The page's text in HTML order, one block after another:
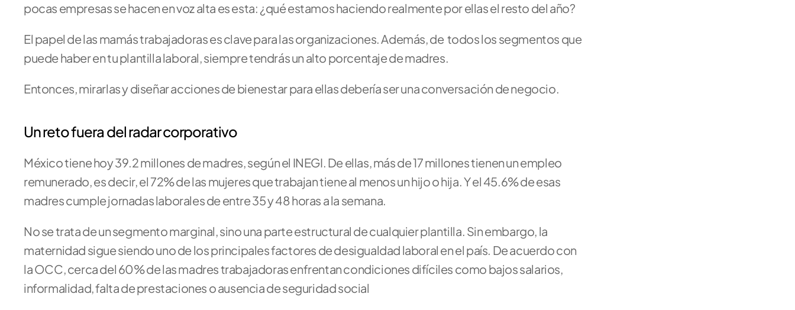
pocas empresas se hacen en voz alta es esta: ¿qué estamos haciendo realmente por ellas el resto del año?
El papel de las mamás trabajadoras es clave para las organizaciones. Además, de  todos los segmentos que
puede haber en tu plantilla laboral, siempre tendrás un alto porcentaje de madres.
Entonces, mirarlas y diseñar acciones de bienestar para ellas debería ser una conversación de negocio.
Un reto fuera del radar corporativo
México tiene hoy 39.2 millones de madres, según el INEGI. De ellas, más de 17 millones tienen un empleo
remunerado, es decir, el 72% de las mujeres que trabajan tiene al menos un hijo o hija. Y el 45.6% de esas
madres cumple jornadas laborales de entre 35 y 48 horas a la semana.
No se trata de un segmento marginal, sino una parte estructural de cualquier plantilla. Sin embargo, la
maternidad sigue siendo uno de los principales factores de desigualdad laboral en el país. De acuerdo con
la OCC, cerca del 60% de las madres trabajadoras enfrentan condiciones difíciles como bajos salarios,
informalidad, falta de prestaciones o ausencia de seguridad social